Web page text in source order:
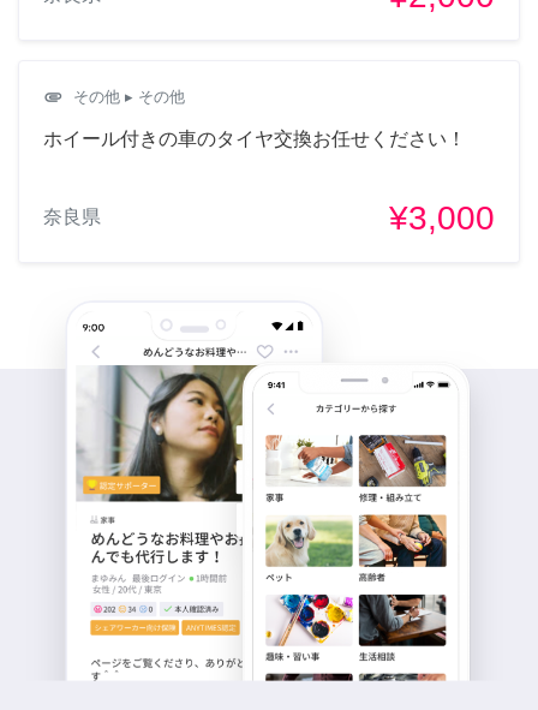
attachment その他 ▸ その他
ホイール付きの車のタイヤ交換お任せください！
奈良県 ¥3,000